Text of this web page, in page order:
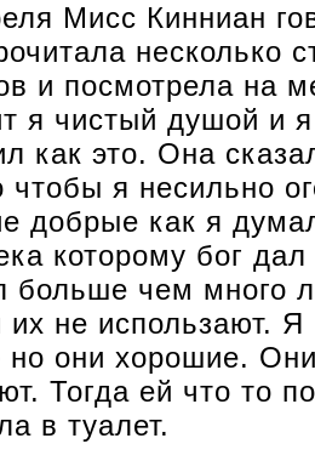
Мисс Кинниан
несколько
и посмотрела на
я чистый душой и
как это. Она
чтобы я несильно
добрые как я
которому бог
больше чем много
их не использают.
они хорошие.
Тогда ей что то
в туалет.